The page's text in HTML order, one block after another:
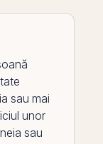
sau mai
unor
sau